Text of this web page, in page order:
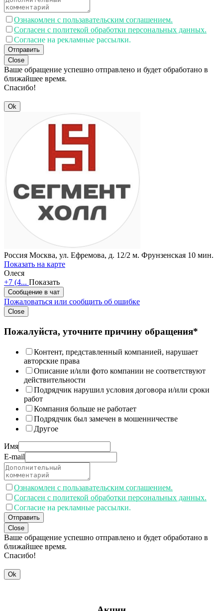
Ознакомлен с пользавательским соглашением.
Согласен с политекой обработки персональных данных.
Согласие на рекламные рассылки.
Отправить
Close
Ваше обращение успешно отправлено и будет обработано в
ближайшее время.
Спасибо!
Ok
Россия Москва, ул. Ефремова, д. 12/2 м. Фрунзенская 10 мин.
Показать на карте
Олеся
+7 (4... Показать
Сообщение в чат
Пожаловаться или сообщить об ошибке
Close
Пожалуйста, уточните причину обращения*
Контент, представленный компанией, нарушает
авторские права
Описание и/или фото компании не соответствуют
действительности
Подрядчик нарушил условия договора и/или сроки
работ
Компания больше не работает
Подрядчик был замечен в мошенничестве
Другое
Имя
E-mail
Ознакомлен с пользавательским соглашением.
Согласен с политекой обработки персональных данных.
Согласие на рекламные рассылки.
Отправить
Close
Ваше обращение успешно отправлено и будет обработано в
ближайшее время.
Спасибо!
Ok